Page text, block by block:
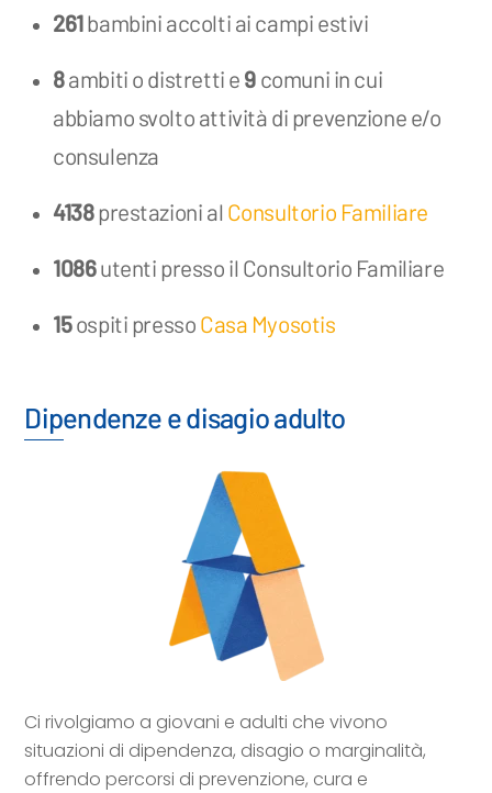
261bambini accolti ai campi estivi
8ambiti o distretti e 9 comuni in cui
abbiamo svolto attività di prevenzione e/o
consulenza
4138prestazioni al Consultorio Familiare
1086utenti presso il Consultorio Familiare
15ospiti presso Casa Myosotis
Dipendenze e disagio adulto
Ci rivolgiamo a giovani e adulti che vivono
situazioni di dipendenza, disagio o marginalità,
offrendo percorsi di prevenzione, cura e